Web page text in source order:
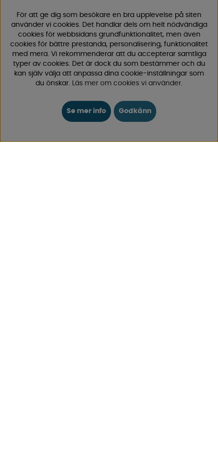
Kataloger
Köpvillkor
Logga in
KUNDTJÄNST
0171-105570
Telefon stängd mellan 12:00-13:00
För att ge dig som besökare en bra upplevelse på siten
använder vi cookies. Det handlar dels om helt nödvändiga
cookies för webbsidans grundfunktionalitet, men även
cookies för bättre prestanda, personalisering, funktionalitet
med mera. Vi rekommenderar att du accepterar samtliga
typer av cookies. Det är dock du som bestämmer och du
kan själv välja att anpassa dina cookie-inställningar som
du önskar. Läs mer om cookies vi använder.
Se mer info Godkänn